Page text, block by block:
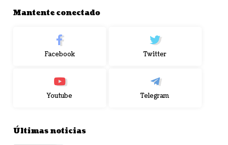
Mantente conectado
Facebook Twitter
Youtube Telegram
Últimas noticias